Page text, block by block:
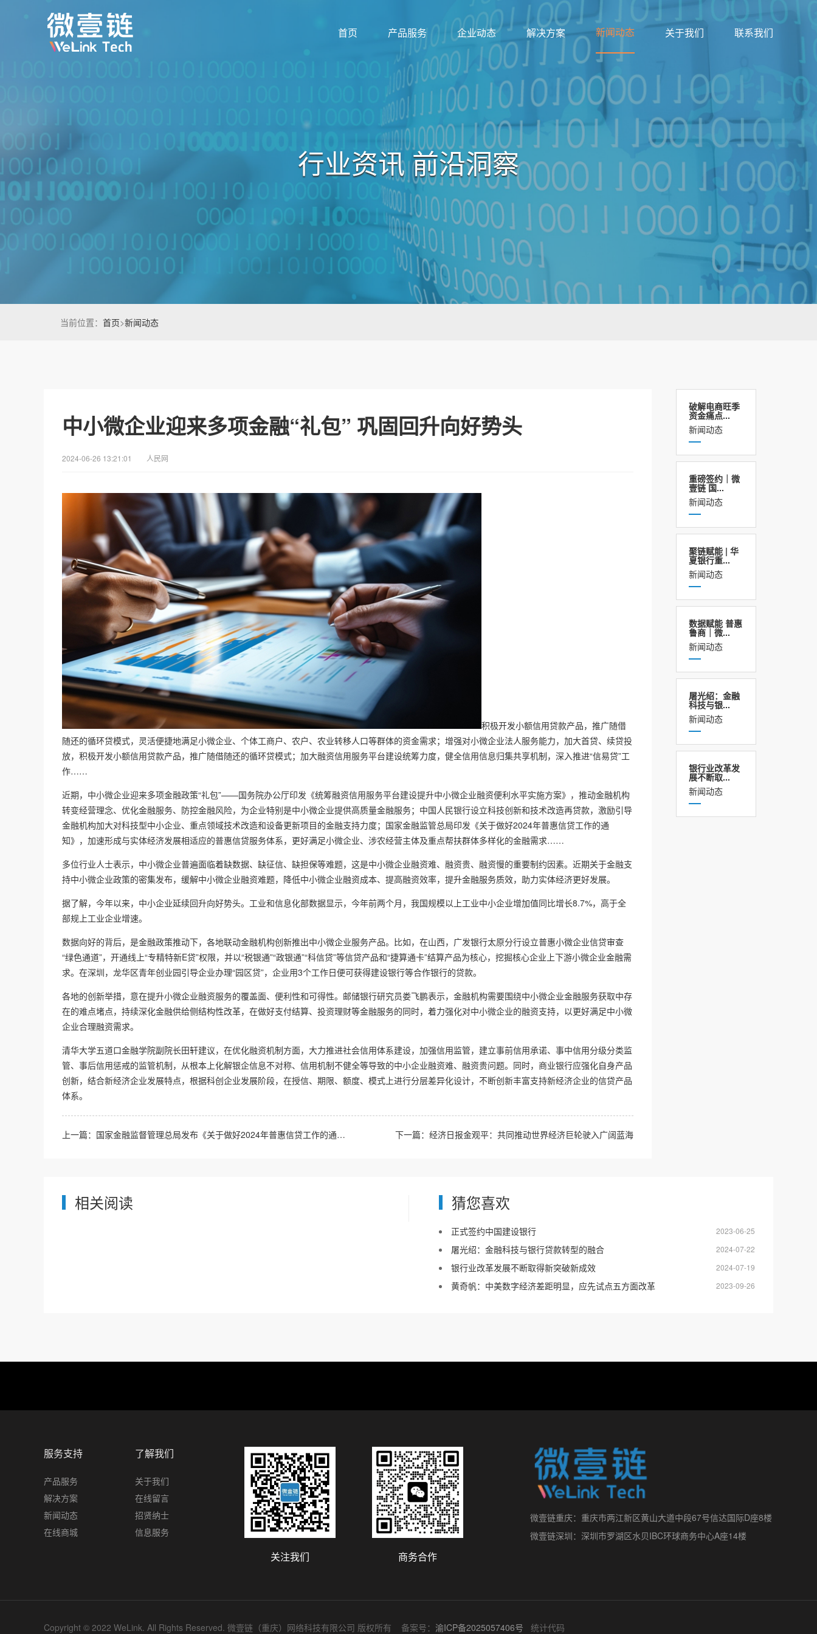
首页 产品服务 企业动态 解决方案 新闻动态 关于我们 联系我们
行业资讯 前沿洞察
当前位置： 首页>新闻动态
破解电商旺季
资金痛点...
新闻动态
重磅签约｜微
壹链 国...
新闻动态
聚链赋能 | 华
夏银行重...
新闻动态
数据赋能 普惠
鲁商｜微...
新闻动态
屠光绍：金融
科技与银...
新闻动态
银行业改革发
展不断取...
新闻动态
中小微企业迎来多项金融“礼包” 巩固回升向好势头
2024-06-26 13:21:01 人民网
积极开发小额信用贷款产品，推广随借
随还的循环贷模式，灵活便捷地满足小微企业、个体工商户、农户、农业转移人口等群体的资金需求；增强对小微企业法人服务能力，加大首贷、续贷投
放，积极开发小额信用贷款产品，推广随借随还的循环贷模式；加大融资信用服务平台建设统筹力度，健全信用信息归集共享机制，深入推进“信易贷”工
作……
近期，中小微企业迎来多项金融政策“礼包”——国务院办公厅印发《统筹融资信用服务平台建设提升中小微企业融资便利水平实施方案》，推动金融机构
转变经营理念、优化金融服务、防控金融风险，为企业特别是中小微企业提供高质量金融服务；中国人民银行设立科技创新和技术改造再贷款，激励引导
金融机构加大对科技型中小企业、重点领域技术改造和设备更新项目的金融支持力度；国家金融监管总局印发《关于做好2024年普惠信贷工作的通
知》，加速形成与实体经济发展相适应的普惠信贷服务体系，更好满足小微企业、涉农经营主体及重点帮扶群体多样化的金融需求……
多位行业人士表示，中小微企业普遍面临着缺数据、缺征信、缺担保等难题，这是中小微企业融资难、融资贵、融资慢的重要制约因素。近期关于金融支
持中小微企业政策的密集发布，缓解中小微企业融资难题，降低中小微企业融资成本、提高融资效率，提升金融服务质效，助力实体经济更好发展。
据了解，今年以来，中小企业延续回升向好势头。工业和信息化部数据显示，今年前两个月，我国规模以上工业中小企业增加值同比增长8.7%，高于全
部规上工业企业增速。
数据向好的背后，是金融政策推动下，各地联动金融机构创新推出中小微企业服务产品。比如，在山西，广发银行太原分行设立普惠小微企业信贷审查
“绿色通道”，开通线上“专精特新E贷”权限，并以“税银通”“政银通”“科信贷”等信贷产品和“捷算通卡”结算产品为核心，挖掘核心企业上下游小微企业金融需
求。在深圳，龙华区青年创业园引导企业办理“园区贷”，企业用3个工作日便可获得建设银行等合作银行的贷款。
各地的创新举措，意在提升小微企业融资服务的覆盖面、便利性和可得性。邮储银行研究员娄飞鹏表示，金融机构需要围绕中小微企业金融服务获取中存
在的难点堵点，持续深化金融供给侧结构性改革，在做好支付结算、投资理财等金融服务的同时，着力强化对中小微企业的融资支持，以更好满足中小微
企业合理融资需求。
清华大学五道口金融学院副院长田轩建议，在优化融资机制方面，大力推进社会信用体系建设，加强信用监管，建立事前信用承诺、事中信用分级分类监
管、事后信用惩戒的监管机制，从根本上化解银企信息不对称、信用机制不健全等导致的中小企业融资难、融资贵问题。同时，商业银行应强化自身产品
创新，结合新经济企业发展特点，根据科创企业发展阶段，在授信、期限、额度、模式上进行分层差异化设计，不断创新丰富支持新经济企业的信贷产品
体系。
上一篇： 国家金融监督管理总局发布《关于做好2024年普惠信贷工作的通知》 下一篇： 经济日报金观平：共同推动世界经济巨轮驶入广阔蓝海
相关阅读 猜您喜欢
2023-06-25
正式签约中国建设银行
2024-07-22
屠光绍：金融科技与银行贷款转型的融合
2024-07-19
银行业改革发展不断取得新突破新成效
2023-09-26
黄奇帆：中美数字经济差距明显，应先试点五方面改革
服务支持
产品服务
解决方案
新闻动态
在线商城
了解我们
关于我们
在线留言
招贤纳士
信息服务
关注我们 商务合作
微壹链重庆：重庆市两江新区黄山大道中段67号信达国际D座8楼
微壹链深圳：深圳市罗湖区水贝IBC环球商务中心A座14楼
Copyright © 2022 WeLink. All Rights Reserved. 微壹链（重庆）网络科技有限公司 版权所有 备案号： 渝ICP备2025057406号 统计代码